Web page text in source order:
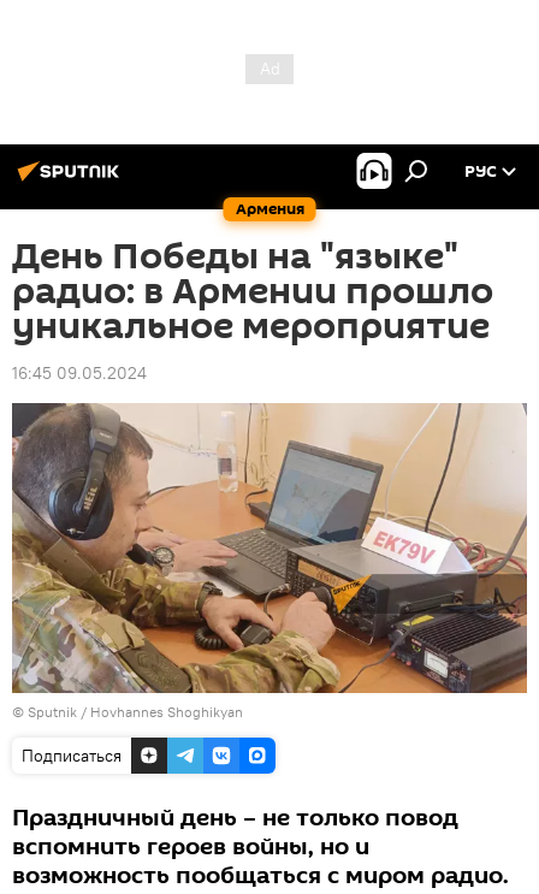
Армения
РУС
День Победы на "языке"
радио: в Армении прошло
уникальное мероприятие
16:45 09.05.2024
© Sputnik / Hovhannes Shoghikyan
Подписаться
Праздничный день – не только повод
вспомнить героев войны, но и
возможность пообщаться с миром радио.